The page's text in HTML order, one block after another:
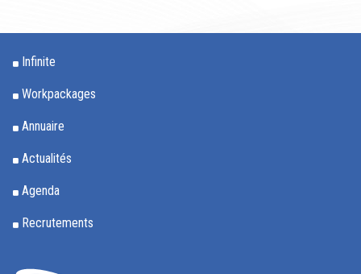
Infinite
Workpackages
Annuaire
Actualités
Agenda
Recrutements